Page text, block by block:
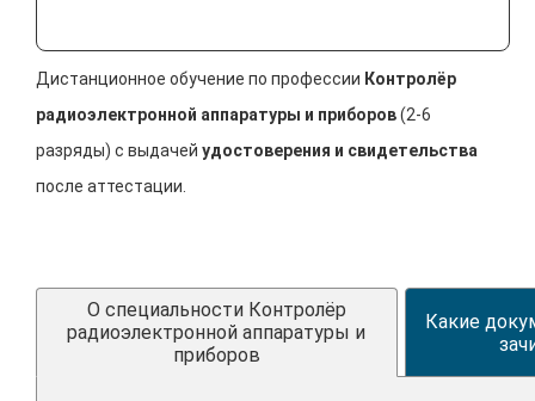
Дистанционное обучение по профессии Контролёр
радиоэлектронной аппаратуры и приборов(2-6
разряды) с выдачей удостоверения и свидетельства
после аттестации.
О специальности Контролёр
радиоэлектронной аппаратуры и
приборов
Какие